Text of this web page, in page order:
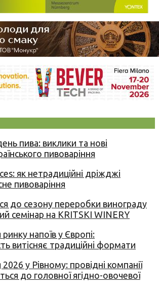
пива: виклики та нові
пивоваріння
як нетрадиційні дріжджі
пивоваріння
до сезону переробки винограду
семінар на KRITSKI WINERY
напоїв у Європі:
витісняє традиційні формати
у Рівному: провідні компанії
до головної ягідно-овочевої